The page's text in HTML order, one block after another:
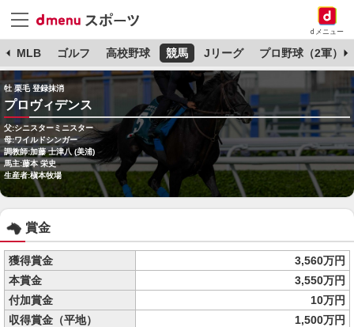
dメニュー
MLB ゴルフ 高校野球 競馬 Jリーグ プロ野球（2軍）
牡 栗毛 登録抹消
プロヴィデンス
父:シニスターミニスター
母:ワイルドシンガー
調教師:加藤 士津八 (美浦)
馬主:藤本 栄史
生産者:槇本牧場
賞金
獲得賞金
3,560万円
本賞金
3,550万円
付加賞金
10万円
収得賞金（平地）
1,500万円